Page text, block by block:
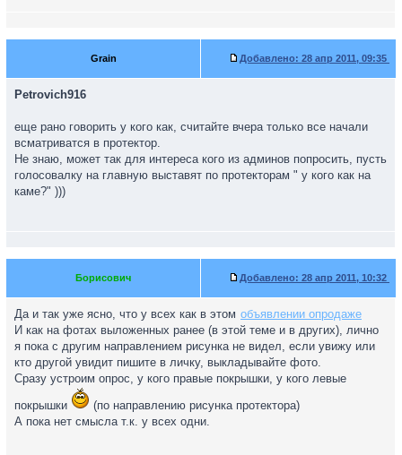
Grain Добавлено: 28 апр 2011, 09:35
Petrovich916
еще рано говорить у кого как, считайте вчера только все начали
всматриватся в протектор.
Не знаю, может так для интереса кого из админов попросить, пусть
голосовалку на главную выставят по протекторам " у кого как на
каме?" )))
Борисович Добавлено: 28 апр 2011, 10:32
Да и так уже ясно, что у всех как в этом объявлении опродаже
И как на фотах выложенных ранее (в этой теме и в других), лично
я пока с другим направлением рисунка не видел, если увижу или
кто другой увидит пишите в личку, выкладывайте фото.
Сразу устроим опрос, у кого правые покрышки, у кого левые
покрышки
(по направлению рисунка протектора)
А пока нет смысла т.к. у всех одни.